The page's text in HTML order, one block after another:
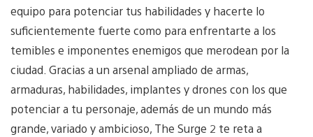
equipo para potenciar tus habilidades y hacerte lo
suficientemente fuerte como para enfrentarte a los
temibles e imponentes enemigos que merodean por la
ciudad. Gracias a un arsenal ampliado de armas,
armaduras, habilidades, implantes y drones con los que
potenciar a tu personaje, además de un mundo más
grande, variado y ambicioso, The Surge 2 te reta a